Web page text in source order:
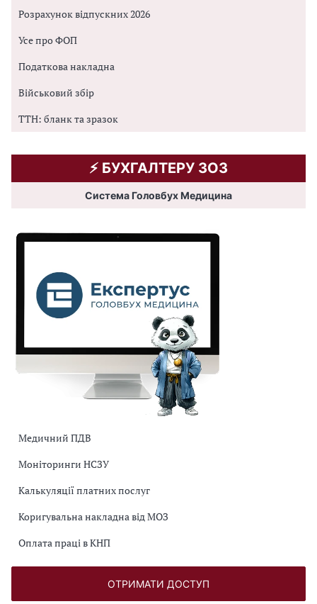
Розрахунок відпускних 2026
Усе про ФОП
Податкова накладна
Військовий збір
ТТН: бланк та зразок
⚡️ БУХГАЛТЕРУ ЗОЗ
Система Головбух Медицина
Медичний ПДВ
Моніторинги НСЗУ
Калькуляції платних послуг
Коригувальна накладна від МОЗ
Оплата праці в КНП
ОТРИМАТИ ДОСТУП